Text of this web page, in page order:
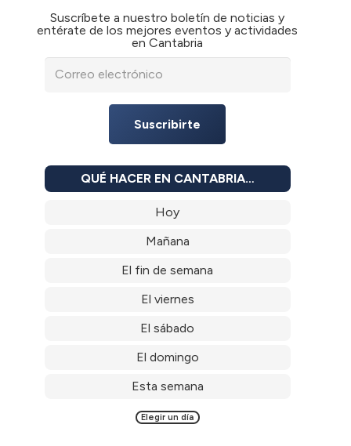
Suscríbete a nuestro boletín de noticias y
entérate de los mejores eventos y actividades
en Cantabria
Suscribirte
QUÉ HACER EN CANTABRIA…
Hoy
Mañana
El fin de semana
El viernes
El sábado
El domingo
Esta semana
Elegir un día